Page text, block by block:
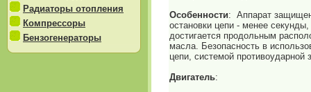
Радиаторы отопления
Компрессоры
Бензогенераторы
Особенности: Аппарат защищен
остановки цепи - менее
достигается продольным
масла. Безопасность в
цепи, системой противоударной
Двигатель: